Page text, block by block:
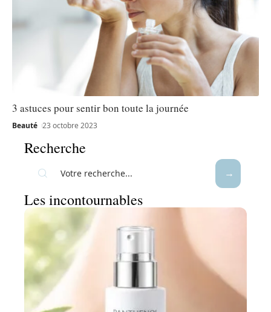
3 astuces pour sentir bon toute la journée
Beauté 23 octobre 2023
Recherche
Les incontournables